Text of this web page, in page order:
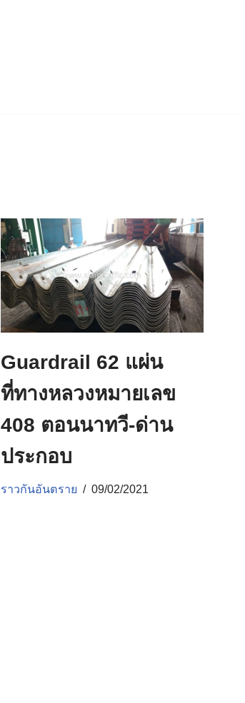
Guardrail 62 แผ่น
ที่ทางหลวงหมายเลข
408 ตอนนาทวี-ด่าน
ประกอบ
ราวกันอันตราย 09/02/2021